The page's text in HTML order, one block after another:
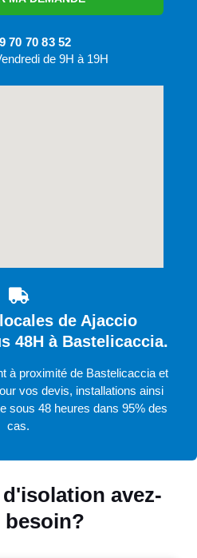
avez-
besoin?
70 70 83 52
de 9H à 19H
de Ajaccio
48H à Bastelicaccia.
à proximité de Bastelicaccia et
vos devis, installations ainsi
sous 48 heures dans 95% des
cas.